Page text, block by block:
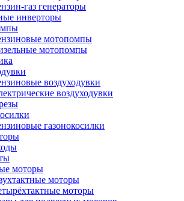
газ генераторы
инверторы
мотопомпы
мотопомпы
воздуходувки
воздуходувки
газонокосилки
моторы
моторы
моторы